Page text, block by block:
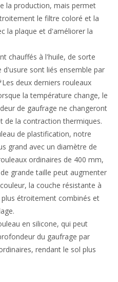
la production, mais permet
le filtre coloré et la
la plaque et d'améliorer la
chauffés à l'huile, de sorte
sont liés ensemble par
deux derniers rouleaux
la température change, le
de gaufrage ne changeront
de la contraction thermiques.
de plastification, notre
grand avec un diamètre de
ordinaires de 400 mm,
grande taille peut augmenter
la couche résistante à
étroitement combinés et
en silicone, qui peut
du gaufrage par
rendant le sol plus